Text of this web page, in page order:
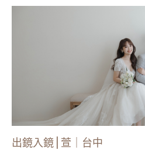
出鏡入鏡 | 萱｜台中